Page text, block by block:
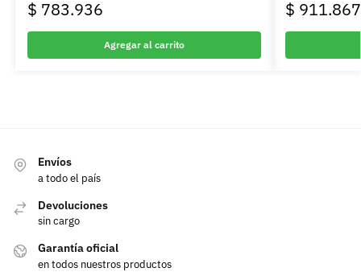
$ 783.936
Agregar al carrito
$ 911.867
Envíos
a todo el país
Devoluciones
sin cargo
Garantía oficial
en todos nuestros productos